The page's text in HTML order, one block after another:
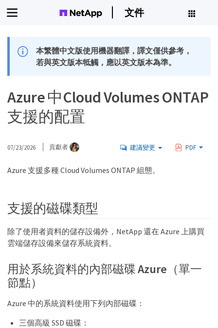
文件
本繁體中文版使用機器翻譯，譯文僅供參考，
若與英文版本牴觸，應以英文版本為準。
Azure 中Cloud Volumes ONTAP
支援的配置
07/23/2026 貢獻者 建議變更 PDF
Azure 支援多種 Cloud Volumes ONTAP 組態。
支援的磁碟類型
除了使用者資料的儲存設備外，NetApp 還在 Azure 上購買
雲端儲存設備來儲存系統資料。
用於系統資料的內部磁碟 Azure（單一
節點）
Azure 中的系統資料使用下列內部磁碟：
三個高級 SSD 磁碟：